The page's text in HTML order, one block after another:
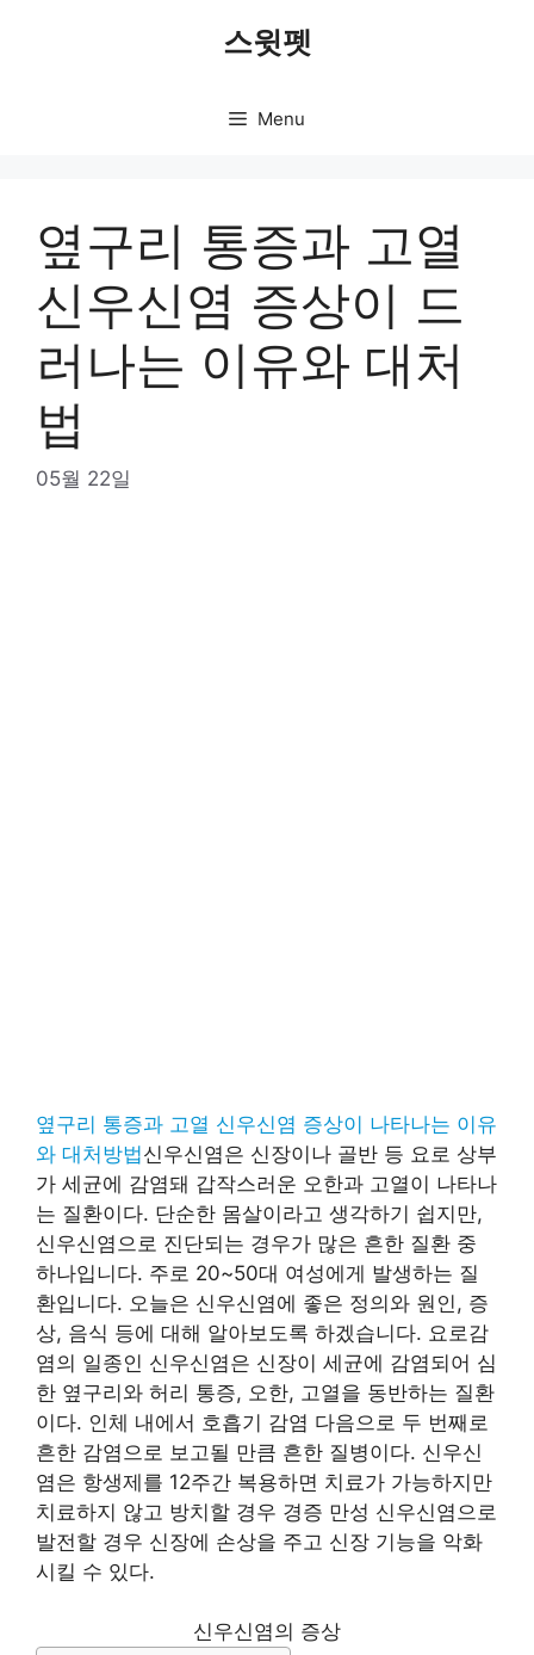
스윗펫
Menu
옆구리 통증과 고열
신우신염 증상이 드
러나는 이유와 대처
법
05월 22일
옆구리 통증과 고열 신우신염 증상이 나타나는 이유
와 대처방법신우신염은 신장이나 골반 등 요로 상부
가 세균에 감염돼 갑작스러운 오한과 고열이 나타나
는 질환이다. 단순한 몸살이라고 생각하기 쉽지만,
신우신염으로 진단되는 경우가 많은 흔한 질환 중
하나입니다. 주로 20~50대 여성에게 발생하는 질
환입니다. 오늘은 신우신염에 좋은 정의와 원인, 증
상, 음식 등에 대해 알아보도록 하겠습니다. 요로감
염의 일종인 신우신염은 신장이 세균에 감염되어 심
한 옆구리와 허리 통증, 오한, 고열을 동반하는 질환
이다. 인체 내에서 호흡기 감염 다음으로 두 번째로
흔한 감염으로 보고될 만큼 흔한 질병이다. 신우신
염은 항생제를 12주간 복용하면 치료가 가능하지만
치료하지 않고 방치할 경우 경증 만성 신우신염으로
발전할 경우 신장에 손상을 주고 신장 기능을 악화
시킬 수 있다.
신우신염의 증상